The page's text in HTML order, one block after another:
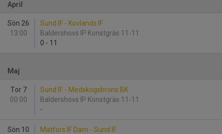
April
Sön 26
13:00
Sund IF - Kovlands IF
Baldershovs IP Konstgräs 11-11
0 - 11
Maj
Tor 7
00:00
Sund IF - Medskogsbrons BK
Baldershovs IP Konstgräs 11-11
-
Sön 10
Matfors IF Dam - Sund IF